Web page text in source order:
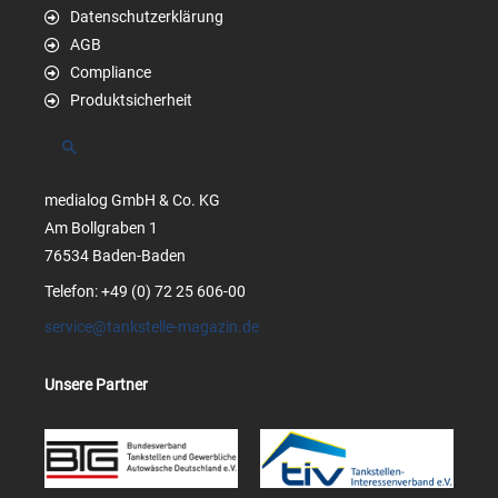
Datenschutzerklärung
AGB
Compliance
Produktsicherheit
Suchen
medialog GmbH & Co. KG
Am Bollgraben 1
76534 Baden-Baden
Telefon: +49 (0) 72 25 606-00
service@tankstelle-magazin.de
Unsere Partner